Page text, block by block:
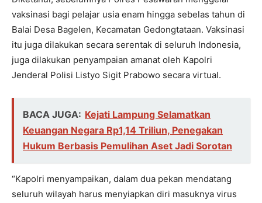
vaksinasi bagi pelajar usia enam hingga sebelas tahun di
Balai Desa Bagelen, Kecamatan Gedongtataan. Vaksinasi
itu juga dilakukan secara serentak di seluruh Indonesia,
juga dilakukan penyampaian amanat oleh Kapolri
Jenderal Polisi Listyo Sigit Prabowo secara virtual.
BACA JUGA: Kejati Lampung Selamatkan
Keuangan Negara Rp1,14 Triliun, Penegakan
Hukum Berbasis Pemulihan Aset Jadi Sorotan
“Kapolri menyampaikan, dalam dua pekan mendatang
seluruh wilayah harus menyiapkan diri masuknya virus